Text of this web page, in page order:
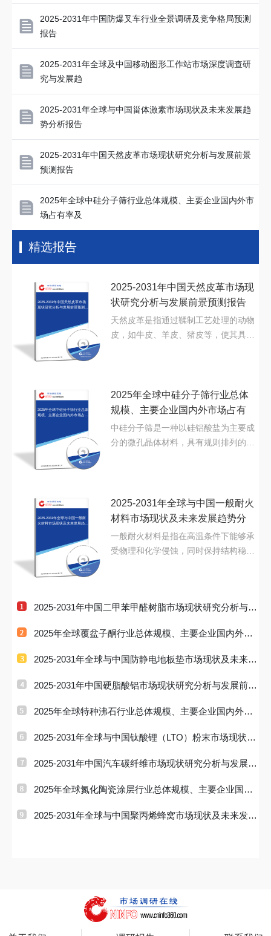
2025-2031年中国防爆叉车行业全景调研及竞争格局预测
报告
2025-2031年全球及中国移动图形工作站市场深度调查研
究与发展趋
2025-2031年全球与中国甾体激素市场现状及未来发展趋
势分析报告
2025-2031年中国天然皮革市场现状研究分析与发展前景
预测报告
2025年全球中硅分子筛行业总体规模、主要企业国内外市
场占有率及
精选报告
2025-2031年中国天然皮革市场
现状研究分析与发展前景预测报
2025-2031年中国天然皮革市场现
状研究分析与发展前景预测报告
天然皮革是指通过鞣制工艺处理的动物
皮，如牛皮、羊皮、猪皮等，使其具备
2025年全球中硅分子筛行业总体
规模、主要企业国内外市场占有
2025年全球中硅分子筛行业总体
规模、主要企业国内外市场占有
率及
中硅分子筛是一种以硅铝酸盐为主要成
分的微孔晶体材料，具有规则排列的孔
2025-2031年全球与中国一般耐
火材料市场现状及未来发展趋势
2025-2031年全球与中国一般耐火
材料市场现状及未来发展趋势分
析
一般耐火材料是指在高温条件下能够承
受物理和化学侵蚀，同时保持结构稳定
2025-2031年中国二甲苯甲醛树脂市场现状研究分析与发
展前景预测
2025年全球覆盆子酮行业总体规模、主要企业国内外市
场占有率及排
2025-2031年全球与中国防静电地板垫市场现状及未来发
展趋势分析
2025-2031年中国硬脂酸铝市场现状研究分析与发展前景
预测报告
2025年全球特种沸石行业总体规模、主要企业国内外市
场占有率及排
2025-2031年全球与中国钛酸锂（LTO）粉末市场现状及
未来发展趋势
2025-2031年中国汽车碳纤维市场现状研究分析与发展前
景预测报告
2025年全球氮化陶瓷涂层行业总体规模、主要企业国内
外市场占有率
2025-2031年全球与中国聚丙烯蜂窝市场现状及未来发展